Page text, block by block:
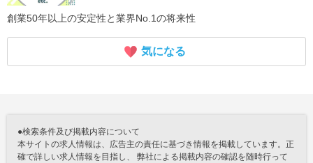
創業50年以上の安定性と業界No.1の将来性
気になる
●検索条件及び掲載内容について
本サイトの求人情報は、広告主の責任に基づき情報を掲載しています。正
確で詳しい求人情報を目指し、 弊社による掲載内容の確認を随時行って